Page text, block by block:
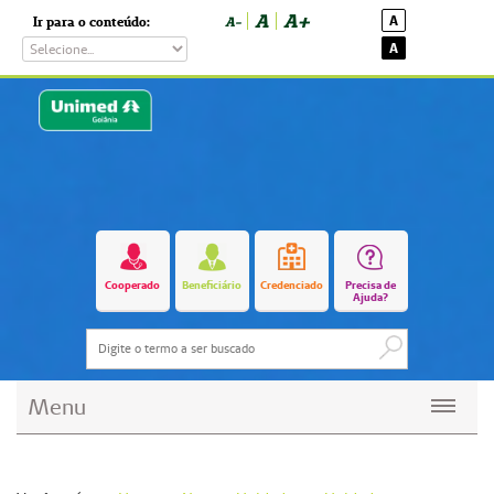
Ir para o conteúdo: A- A A+
A
A
Cooperado Beneficiário Credenciado
Precisa de
Ajuda?
Menu